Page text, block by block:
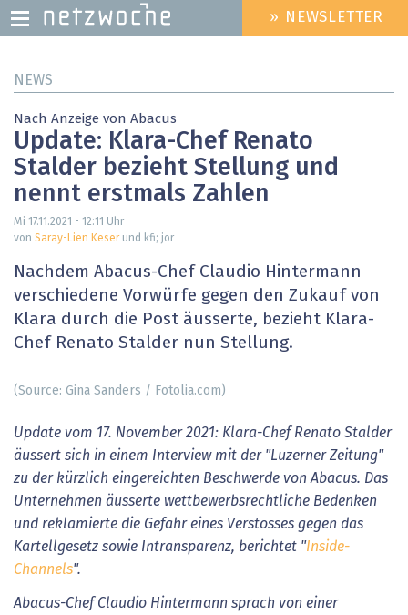
zum
HEADER
MENU
» NEWSLETTER
NEWS
Nach Anzeige von Abacus
Update: Klara-Chef Renato
Stalder bezieht Stellung und
nennt erstmals Zahlen
Mi 17.11.2021 - 12:11 Uhr
von Saray-Lien Keserund kfi; jor
Nachdem Abacus-Chef Claudio Hintermann
verschiedene Vorwürfe gegen den Zukauf von
Klara durch die Post äusserte, bezieht Klara-
Chef Renato Stalder nun Stellung.
(Source: Gina Sanders / Fotolia.com)
Update vom 17. November 2021: Klara-Chef Renato Stalder
äussert sich in einem Interview mit der "Luzerner Zeitung"
zu der kürzlich eingereichten Beschwerde von Abacus. Das
Unternehmen äusserte wettbewerbsrechtliche Bedenken
und reklamierte die Gefahr eines Verstosses gegen das
Kartellgesetz sowie Intransparenz, berichtet "Inside-
Channels".
Abacus-Chef Claudio Hintermann sprach von einer